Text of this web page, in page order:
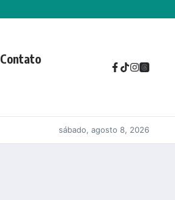
Contato
sábado, agosto 8, 2026